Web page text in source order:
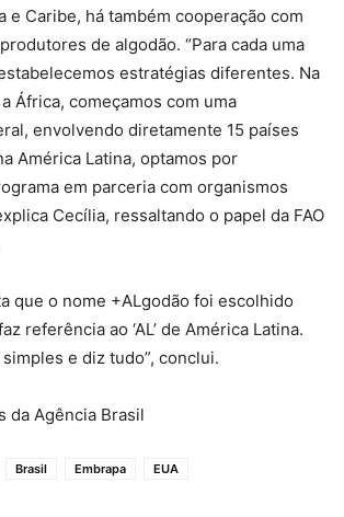
e Caribe, há também cooperação com
de algodão. “Para cada uma
estratégias diferentes. Na
África, começamos com uma
envolvendo diretamente 15 países
América Latina, optamos por
em parceria com organismos
Cecília, ressaltando o papel da FAO
que o nome +ALgodão foi escolhido
referência ao ‘AL’ de América Latina.
e diz tudo”, conclui.
da Agência Brasil
Brasil Embrapa EUA